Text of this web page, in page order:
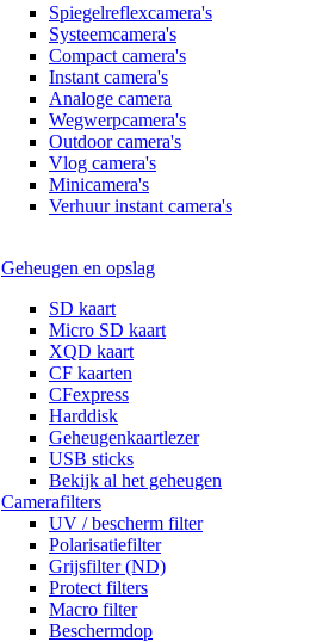
Spiegelreflexcamera's
Systeemcamera's
Compact camera's
Instant camera's
Analoge camera
Wegwerpcamera's
Outdoor camera's
Vlog camera's
Minicamera's
Verhuur instant camera's
Geheugen en opslag
SD kaart
Micro SD kaart
XQD kaart
CF kaarten
CFexpress
Harddisk
Geheugenkaartlezer
USB sticks
Bekijk al het geheugen
Camerafilters
UV / bescherm filter
Polarisatiefilter
Grijsfilter (ND)
Protect filters
Macro filter
Beschermdop